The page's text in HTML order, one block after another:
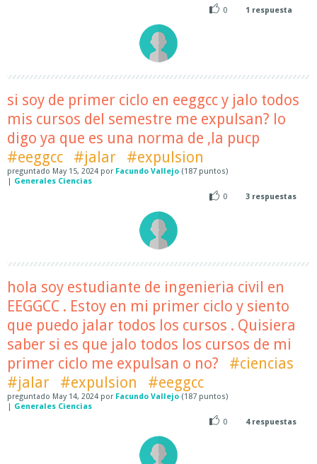
0
1 respuesta
si soy de primer ciclo en eeggcc y jalo todos
mis cursos del semestre me expulsan? lo
digo ya que es una norma de ,la pucp
#eeggcc
#jalar #expulsion
preguntado May 15, 2024 por Facundo Vallejo (187 puntos)
| Generales Ciencias
0
3 respuestas
hola soy estudiante de ingenieria civil en
EEGGCC . Estoy en mi primer ciclo y siento
que puedo jalar todos los cursos . Quisiera
saber si es que jalo todos los cursos de mi
primer ciclo me expulsan o no?
#ciencias
#jalar
#expulsion #eeggcc
preguntado May 14, 2024 por Facundo Vallejo (187 puntos)
| Generales Ciencias
0
4respuestas